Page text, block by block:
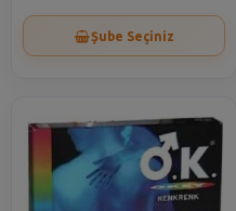
Şube Seçiniz